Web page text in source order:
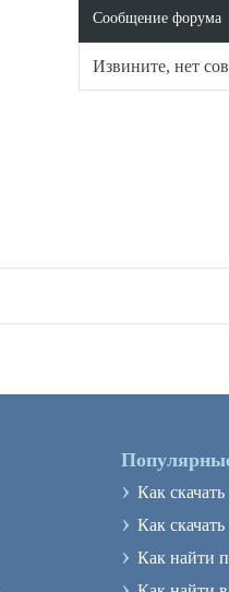
Сообщение форума
Извините, нет
› Как
› Как
› Как найти